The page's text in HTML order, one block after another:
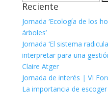
Reciente
Jornada ‘Ecología de los
árboles’
Jornada ‘El sistema
interpretar para una
Claire Atger
Jornada de interés | VI
La importancia de